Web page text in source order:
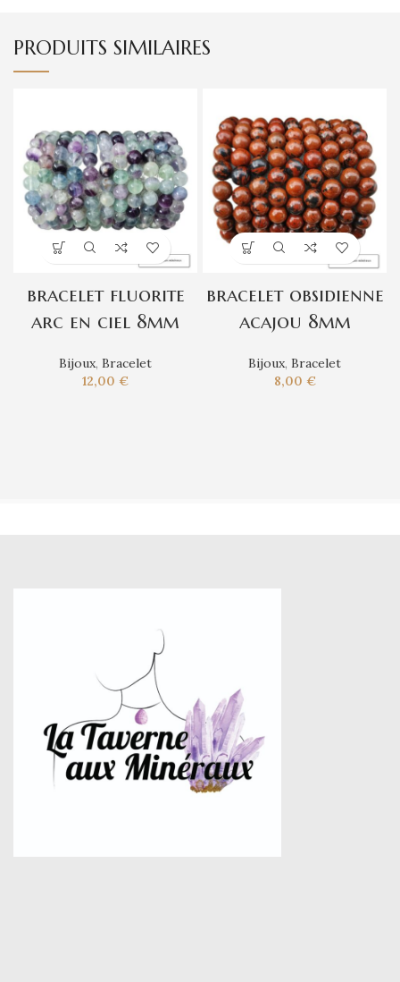
PRODUITS SIMILAIRES
bracelet fluorite
arc en ciel 8mm
Bijoux, Bracelet
12,00 €
bracelet obsidienne
acajou 8mm
Bijoux, Bracelet
8,00 €